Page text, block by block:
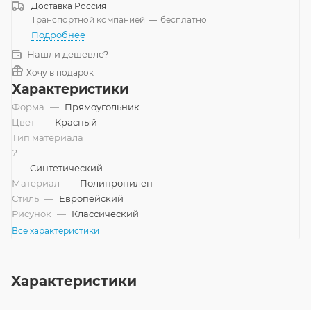
Доставка Россия
Транспортной компанией — бесплатно
Подробнее
Нашли дешевле?
Хочу в подарок
Характеристики
Форма — Прямоугольник
Цвет — Красный
Тип материала
?
— Синтетический
Материал — Полипропилен
Стиль — Европейский
Рисунок — Классический
Все характеристики
Характеристики